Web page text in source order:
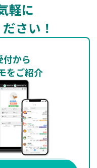
軽に
さい！
付から
をご紹介